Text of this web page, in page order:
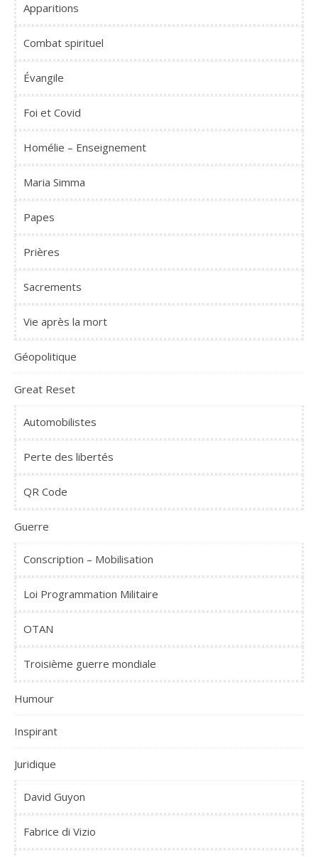
Apparitions
Combat spirituel
Évangile
Foi et Covid
Homélie – Enseignement
Maria Simma
Papes
Prières
Sacrements
Vie après la mort
Géopolitique
Great Reset
Automobilistes
Perte des libertés
QR Code
Guerre
Conscription – Mobilisation
Loi Programmation Militaire
OTAN
Troisième guerre mondiale
Humour
Inspirant
Juridique
David Guyon
Fabrice di Vizio